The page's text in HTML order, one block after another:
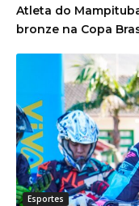
Atleta do
bronze na Copa
Esportes